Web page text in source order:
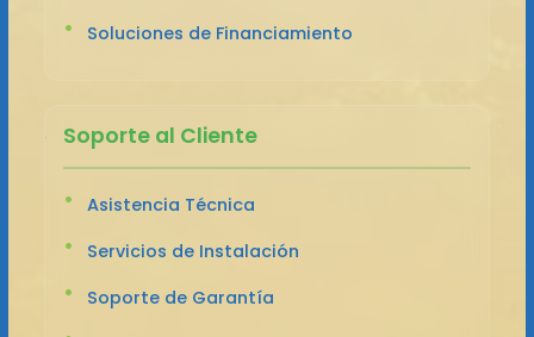
Soluciones de Financiamiento
Soporte al Cliente
Asistencia Técnica
Servicios de Instalación
Soporte de Garantía